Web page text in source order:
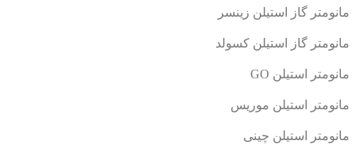
مانومتر گاز استیلن زینسر
مانومتر گاز استیلن کسولد
مانومتر استیلن GO
مانومتر استیلن موریس
مانومتر استیلن چینی